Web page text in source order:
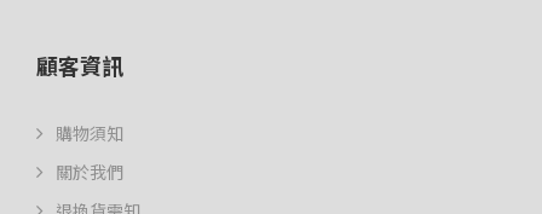
顧客資訊
購物須知
關於我們